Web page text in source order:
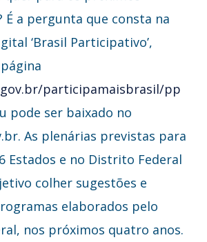
É a pergunta que consta na
‘Brasil Participativo’,
participamaisbrasil/pp
pode ser baixado no
As plenárias previstas para
Estados e no Distrito Federal
colher sugestões e
elaborados pelo
nos próximos quatro anos.